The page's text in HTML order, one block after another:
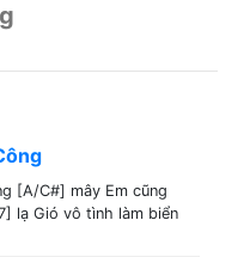
[A/C#] mây Em cũng
lạ Gió vô tình làm biển